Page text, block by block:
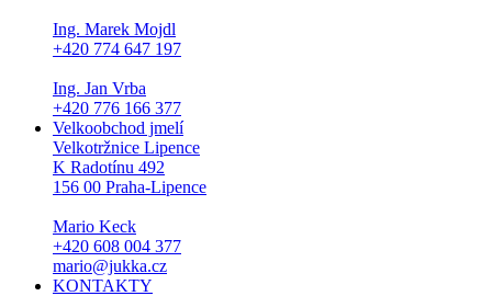
Ing. Marek Mojdl
+420 774 647 197
Ing. Jan Vrba
+420 776 166 377
Velkoobchod jmelí
Velkotržnice Lipence
K Radotínu 492
156 00 Praha-Lipence
Mario Keck
+420 608 004 377
mario@jukka.cz
KONTAKTY